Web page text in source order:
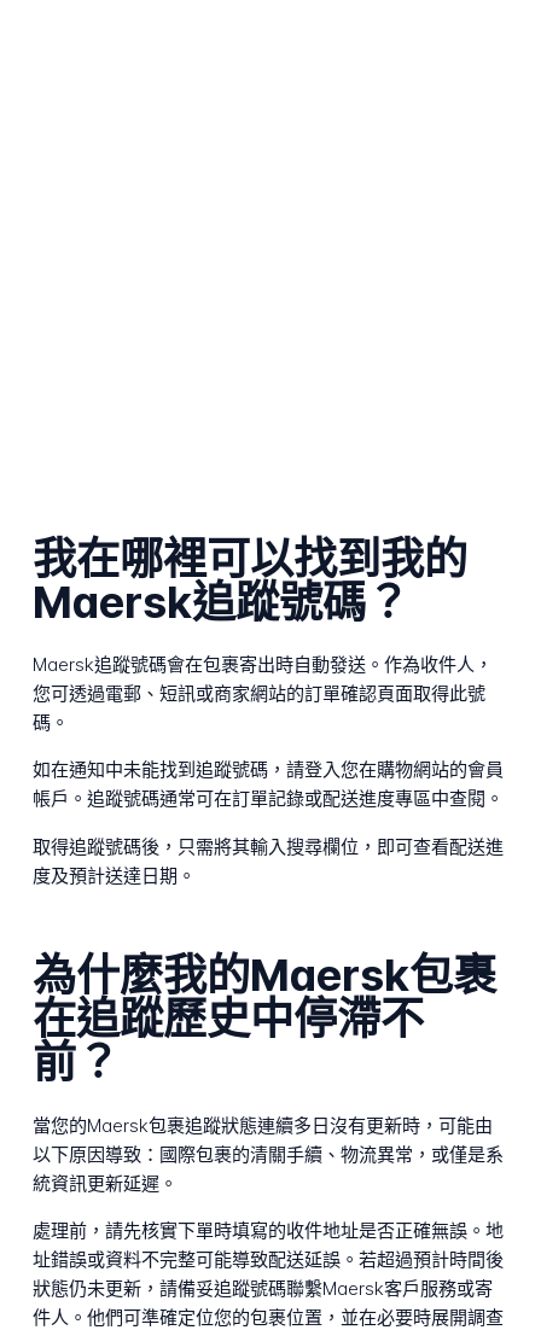
我在哪裡可以找到我的
Maersk追蹤號碼？
Maersk追蹤號碼會在包裹寄出時自動發送。作為收件人，
您可透過電郵、短訊或商家網站的訂單確認頁面取得此號
碼。
如在通知中未能找到追蹤號碼，請登入您在購物網站的會員
帳戶。追蹤號碼通常可在訂單記錄或配送進度專區中查閱。
取得追蹤號碼後，只需將其輸入搜尋欄位，即可查看配送進
度及預計送達日期。
為什麼我的Maersk包裹
在追蹤歷史中停滯不
前？
當您的Maersk包裹追蹤狀態連續多日沒有更新時，可能由
以下原因導致：國際包裹的清關手續、物流異常，或僅是系
統資訊更新延遲。
處理前，請先核實下單時填寫的收件地址是否正確無誤。地
址錯誤或資料不完整可能導致配送延誤。若超過預計時間後
狀態仍未更新，請備妥追蹤號碼聯繫Maersk客戶服務或寄
件人。他們可準確定位您的包裹位置，並在必要時展開調查